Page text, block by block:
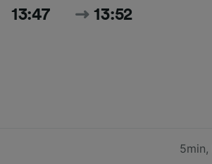
13:47 13:52
5min,